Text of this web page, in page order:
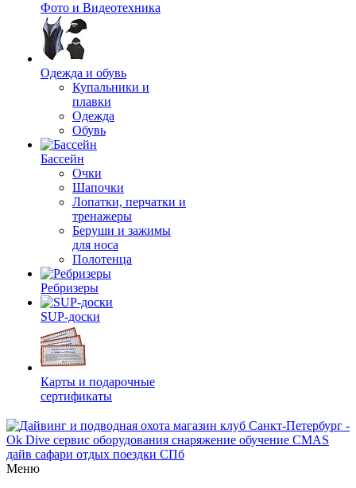
Фото и Видеотехника
Одежда и обувь
Купальники и
плавки
Одежда
Обувь
Бассейн
Очки
Шапочки
Лопатки, перчатки и
тренажеры
Беруши и зажимы
для носа
Полотенца
Ребризеры
SUP-доски
Карты и подарочные
сертификаты
Меню